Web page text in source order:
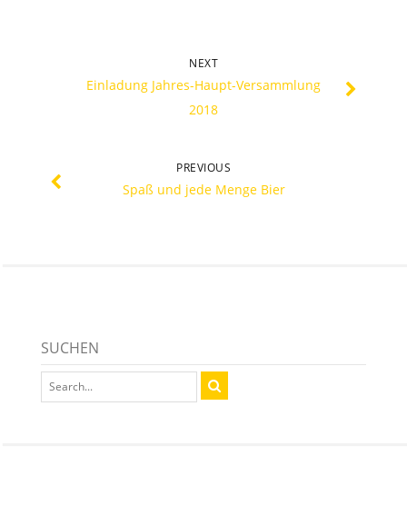
NEXT
Einladung Jahres-Haupt-Versammlung
2018
PREVIOUS
Spaß und jede Menge Bier
SUCHEN